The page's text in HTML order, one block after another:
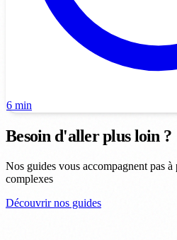
6 min
Besoin d'aller plus loin ?
Nos guides vous accompagnent pas à
complexes
Découvrir nos guides